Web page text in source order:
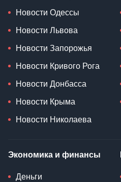
Новости Одессы
Новости Львова
Новости Запорожья
Новости Кривого Рога
Новости Донбасса
Новости Крыма
Новости Николаева
Экономика и финансы
Деньги